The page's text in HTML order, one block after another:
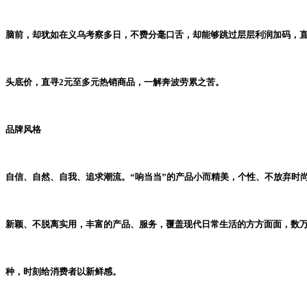
脑前，却犹如在义乌考察多日，不费分毫口舌，却能够跳过层层利润加码，
头底价，直寻2元至多元热销商品，一解奔波劳累之苦。
品牌风格
自信、自然、自我、追求潮流。“响当当”的产品小而精美，个性、不放弃时
新颖、不脱离实用，丰富的产品、服务，覆盖现代日常生活的方方面面，数
种，时刻给消费者以新鲜感。